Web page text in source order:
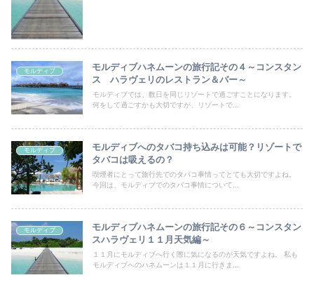
モルディブ
モルディブハネムーンの旅行記その４～コンスタン
ス ハラヴェリのレストラン＆バー～
モルディブでは、数日を同じリゾートで過ごすことになります。
何をして過ごすかも大切ですが、リゾートで...
モルディブ
モルディブへのタバコ持ち込みは可能？リゾートで
タバコは吸えるの？
喫煙者にとって旅行先でのタバコ事情ってとても大切ですよね。
今回は、モルディブでのタバコ事情について...
モルディブ
モルディブハネムーンの旅行記その６～コンスタン
スハラヴェリ１１月天気編～
１１月にモルディブへ行く際に気になるのが天気ですよね。 私も
モルディブへのハネムーンは１１月に行きま...